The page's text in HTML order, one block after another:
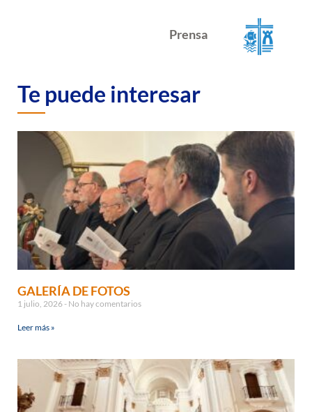
Prensa
Te puede interesar
GALERÍA DE FOTOS
1 julio, 2026 No hay comentarios
Leer más »